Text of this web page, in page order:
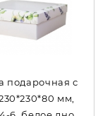
подарочная с
мм,